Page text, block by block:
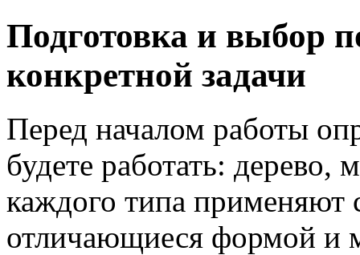
Подготовка и выбор
конкретной задачи
Перед началом работы
будете работать: дерево,
каждого типа применяют
отличающиеся формой и